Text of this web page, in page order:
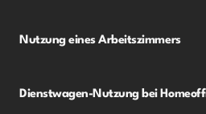
Nutzung eines Arbeitszimmers
Dienstwagen-Nutzung bei